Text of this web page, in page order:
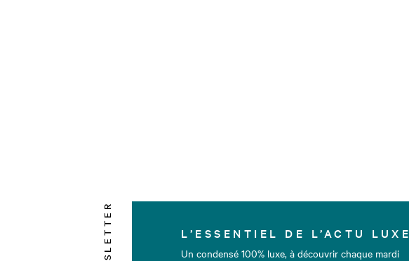
L’ESSENTIEL DE L’ACTU LUXE
Un condensé 100% luxe, à découvrir chaque mardi